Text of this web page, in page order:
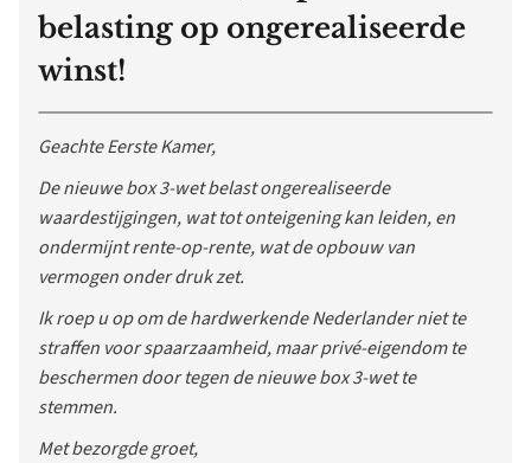
belasting op ongerealiseerde
winst!
Geachte Eerste Kamer,
De nieuwe box 3-wet belast ongerealiseerde
waardestijgingen, wat tot onteigening kan leiden, en
ondermijnt rente-op-rente, wat de opbouw van
vermogen onder druk zet.
Ik roep u op om de hardwerkende Nederlander niet te
straffen voor spaarzaamheid, maar privé-eigendom te
beschermen door tegen de nieuwe box 3-wet te
stemmen.
Met bezorgde groet,